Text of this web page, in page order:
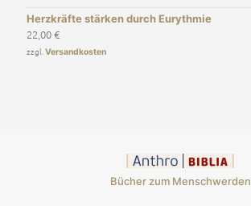
Herzkräfte stärken durch Eurythmie
22,00€
zzgl. Versandkosten
Bücher zum Menschwerden